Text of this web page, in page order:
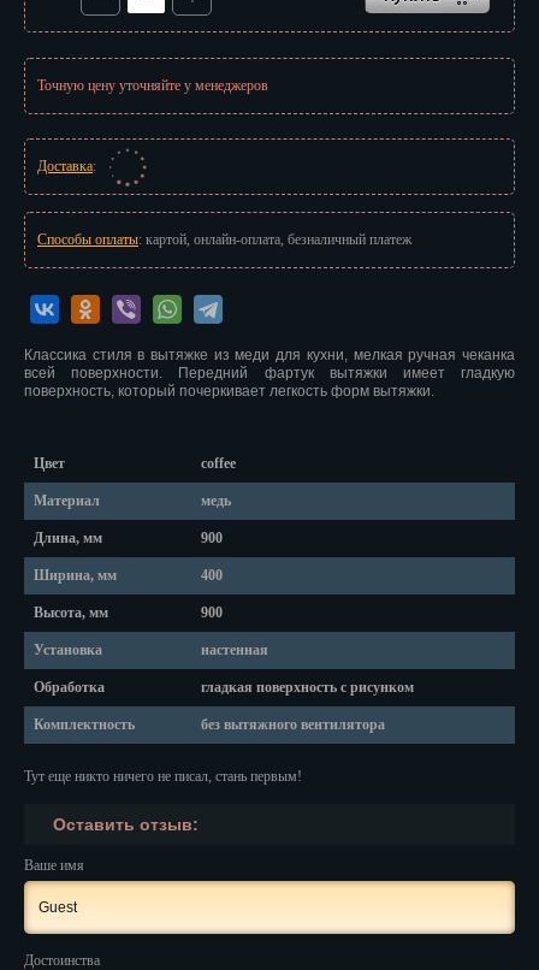
Иркутск
Казань
Калуга
Кострома
Кызыл
Магадан
Магас
Мурманск
Набережные Челны
Точную цену уточняйте у менеджеров
Доставка:
Способы оплаты: картой, онлайн-оплата, безналичный платеж
Классика стиля в вытяжке из меди для кухни, мелкая ручная чеканка
всей поверхности. Передний фартук вытяжки имеет гладкую
поверхность, который почеркивает легкость форм вытяжки.
Цвет coffee
Материал медь
Длина, мм 900
Ширина, мм 400
Высота, мм 900
Установка настенная
Обработка гладкая поверхность с рисунком
Комплектность без вытяжного вентилятора
Тут еще никто ничего не писал, стань первым!
Оставить отзыв:
Ваше имя
Достоинства